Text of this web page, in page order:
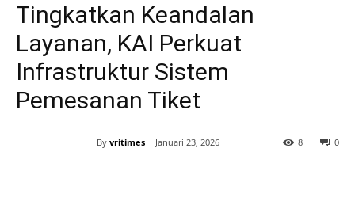
Tingkatkan Keandalan
Layanan, KAI Perkuat
Infrastruktur Sistem
Pemesanan Tiket
By vritimes Januari 23, 2026 0
8